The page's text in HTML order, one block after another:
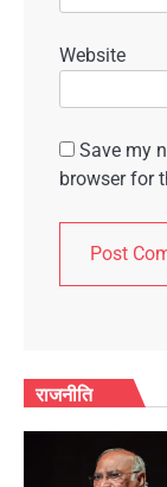
Website
Save my
browser for
राजनीति